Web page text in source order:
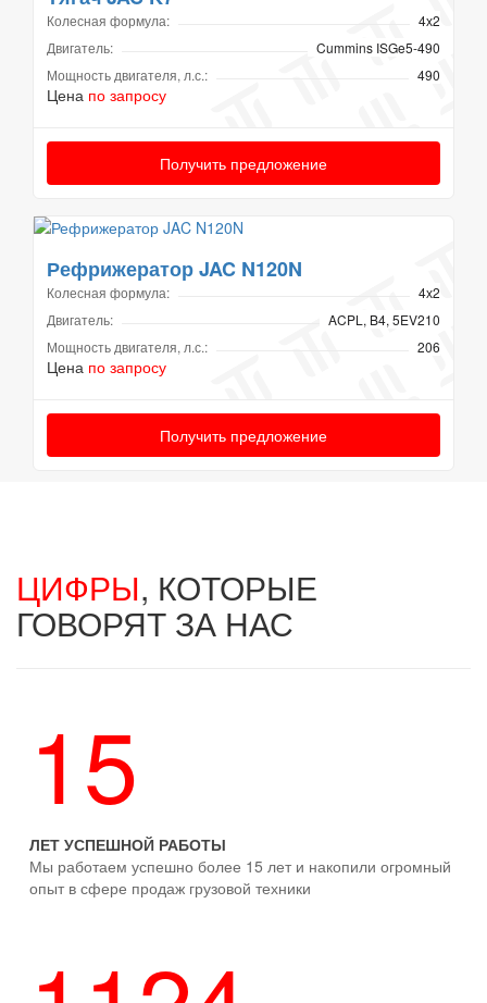
Колесная формула:
4х2
Двигатель:
Cummins ISGe5-490
Мощность двигателя, л.с.:
490
Цена по запросу
Получить предложение
Рефрижератор JAC N120N
Колесная формула:
4х2
Двигатель:
ACPL, B4, 5EV210
Мощность двигателя, л.с.:
206
Цена по запросу
Получить предложение
ЦИФРЫ, КОТОРЫЕ
ГОВОРЯТ ЗА НАС
15
ЛЕТ УСПЕШНОЙ РАБОТЫ
Мы работаем успешно более 15 лет и накопили огромный
опыт в сфере продаж грузовой техники